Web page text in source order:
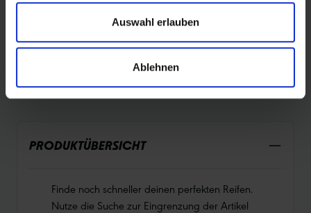
Auswahl erlauben
Ablehnen
DURABILITY
PRODUKTÜBERSICHT
Finde noch schneller deinen perfekten Reifen.
Nutze die Suche zur Eingrenzung der Artikel